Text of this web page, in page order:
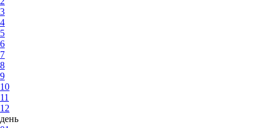
3
4
5
6
7
8
9
10
11
12
день